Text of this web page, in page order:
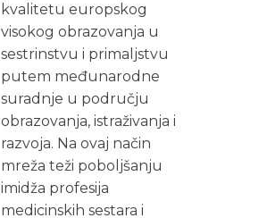
kvalitetu europskog
visokog obrazovanja u
sestrinstvu i primaljstvu
putem međunarodne
suradnje u području
obrazovanja, istraživanja i
razvoja. Na ovaj način
mreža teži poboljšanju
imidža profesija
medicinskih sestara i